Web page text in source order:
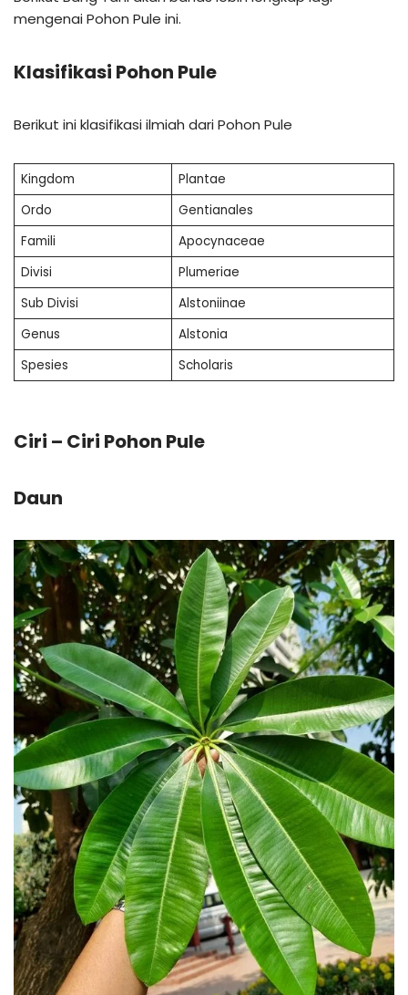
mengenai Pohon Pule ini.
Klasifikasi Pohon Pule
Berikut ini klasifikasi ilmiah dari Pohon Pule
Kingdom
Plantae
Ordo
Gentianales
Famili
Apocynaceae
Divisi
Plumeriae
Sub Divisi
Alstoniinae
Genus
Alstonia
Spesies
Scholaris
Ciri – Ciri Pohon Pule
Daun